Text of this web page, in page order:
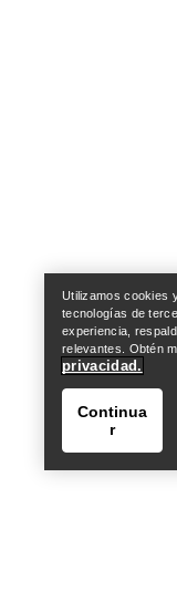
Utilizamos cookies
tecnologías de
experiencia,
relevantes. Obtén
privacidad.
Continua
r